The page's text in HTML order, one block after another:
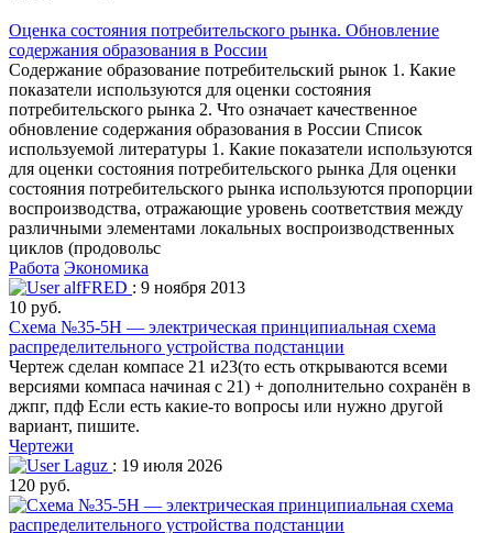
Оценка состояния потребительского рынка. Обновление
содержания образования в России
Содержание образование потребительский рынок 1. Какие
показатели используются для оценки состояния
потребительского рынка 2. Что означает качественное
обновление содержания образования в России Список
используемой литературы 1. Какие показатели используются
для оценки состояния потребительского рынка Для оценки
состояния потребительского рынка используются пропорции
воспроизводства, отражающие уровень соответствия между
различными элементами локальных воспроизводственных
циклов (продовольс
Работа Экономика
alfFRED : 9 ноября 2013
10 руб.
Схема №35-5Н — электрическая принципиальная схема
распределительного устройства подстанции
Чертеж сделан компасе 21 и23(то есть открываются всеми
версиями компаса начиная с 21) + дополнительно сохранён в
джпг, пдф Если есть какие-то вопросы или нужно другой
вариант, пишите.
Чертежи
Laguz : 19 июля 2026
120 руб.